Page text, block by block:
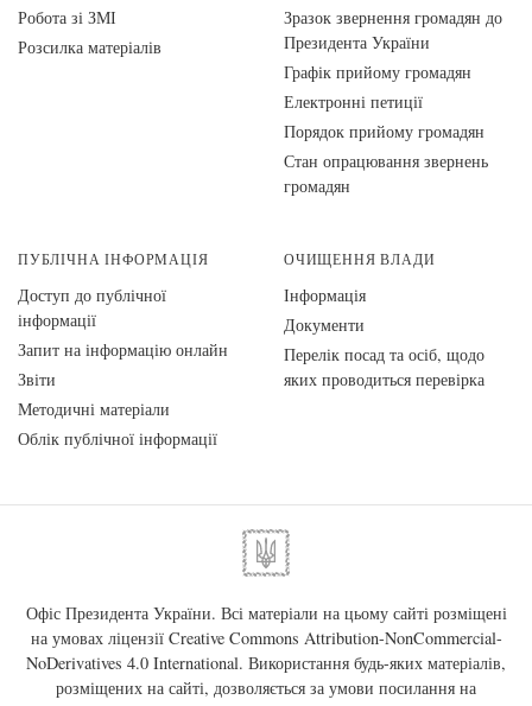
Робота зі ЗМІ
Розсилка матеріалів
Зразок звернення громадян до
Президента України
Графік прийому громадян
Електронні петиції
Порядок прийому громадян
Стан опрацювання звернень
громадян
ПУБЛІЧНА ІНФОРМАЦІЯ
Доступ до публічної
інформації
Запит на інформацію онлайн
Звіти
Методичні матеріали
Облік публічної інформації
ОЧИЩЕННЯ ВЛАДИ
Інформація
Документи
Перелік посад та осіб, щодо
яких проводиться перевірка
Офіс Президента України. Всі матеріали на цьому сайті розміщені
на умовах ліцензії Creative Commons Attribution-NonCommercial-
NoDerivatives 4.0 International. Використання будь-яких матеріалів,
розміщених на сайті, дозволяється за умови посилання на